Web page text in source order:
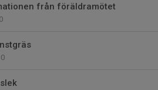
från föräldramötet
0
0